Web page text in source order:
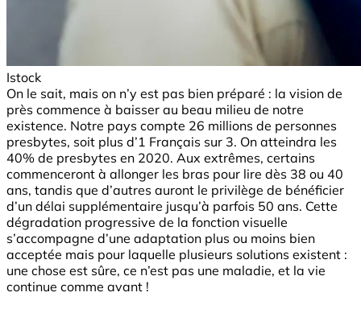
Istock
On le sait, mais on n’y est pas bien préparé : la vision de
près commence à baisser au beau milieu de notre
existence. Notre pays compte 26 millions de personnes
presbytes, soit plus d’1 Français sur 3. On atteindra les
40% de presbytes en 2020. Aux extrêmes, certains
commenceront à allonger les bras pour lire dès 38 ou 40
ans, tandis que d’autres auront le privilège de bénéficier
d’un délai supplémentaire jusqu’à parfois 50 ans. Cette
dégradation progressive de la fonction visuelle
s’accompagne d’une adaptation plus ou moins bien
acceptée mais pour laquelle plusieurs solutions existent :
une chose est sûre, ce n’est pas une maladie, et la vie
continue comme avant !